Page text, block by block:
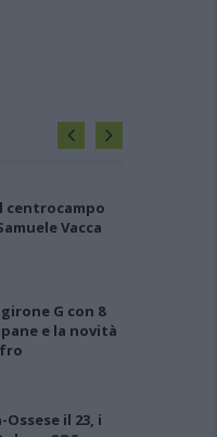
centrocampo
Vacca
G con 8
e la novità
Ossese il 23, i